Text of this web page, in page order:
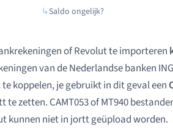
Saldo ongelijk?
of Revolut te importeren
van de Nederlandse banken
koppelen, je gebruikt in dit geval een
zetten. CAMT053 of MT940
kunnen niet in jortt geüpload worden.